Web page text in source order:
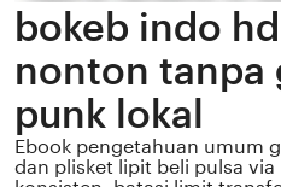
bokeb indo
nonton tanpa
punk lokal
Ebook pengetahuan umum
dan plisket lipit beli pulsa